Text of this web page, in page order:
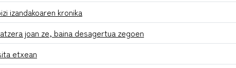
izandakoaren kronika
joan ze, baina desagertua zegoen
etxean